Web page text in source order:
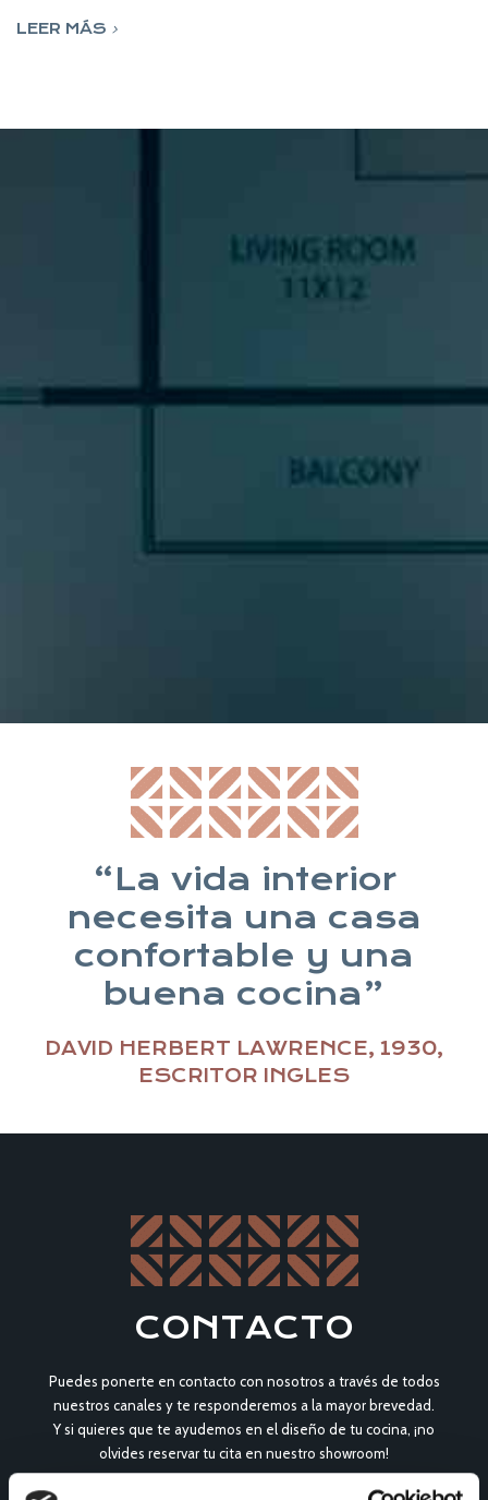
LEER MÁS
NEWSLETTER
“La vida interior
necesita una casa
confortable y una
buena cocina”
DAVID HERBERT LAWRENCE, 1930,
ESCRITOR INGLES
CONTACTO
Puedes ponerte en contacto con nosotros a través de todos
nuestros canales y te responderemos a la mayor brevedad.
Y si quieres que te ayudemos en el diseño de tu cocina, ¡no
olvides reservar tu cita en nuestro showroom!